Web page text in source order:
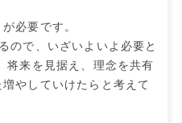
必要です。
ので、いざいよいよ必要と
将来を見据え、理念を共有
やしていけたらと考えて